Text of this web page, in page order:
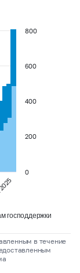
0
200
400
600
800
господдержки
в течение